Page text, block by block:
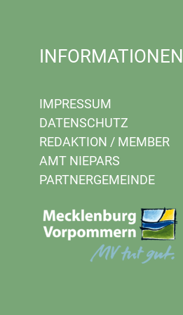
INFORMATIONEN
IMPRESSUM
DATENSCHUTZ
REDAKTION / MEMBER
AMT NIEPARS
PARTNERGEMEINDE